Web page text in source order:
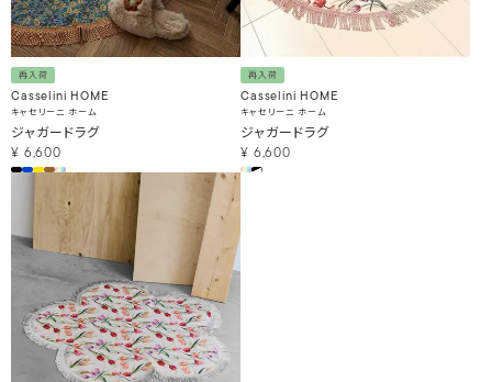
再入荷
Casselini HOME
キャセリーニ ホーム
ジャガードラグ
¥ 6,600
再入荷
Casselini HOME
キャセリーニ ホーム
ジャガードラグ
¥ 6,600